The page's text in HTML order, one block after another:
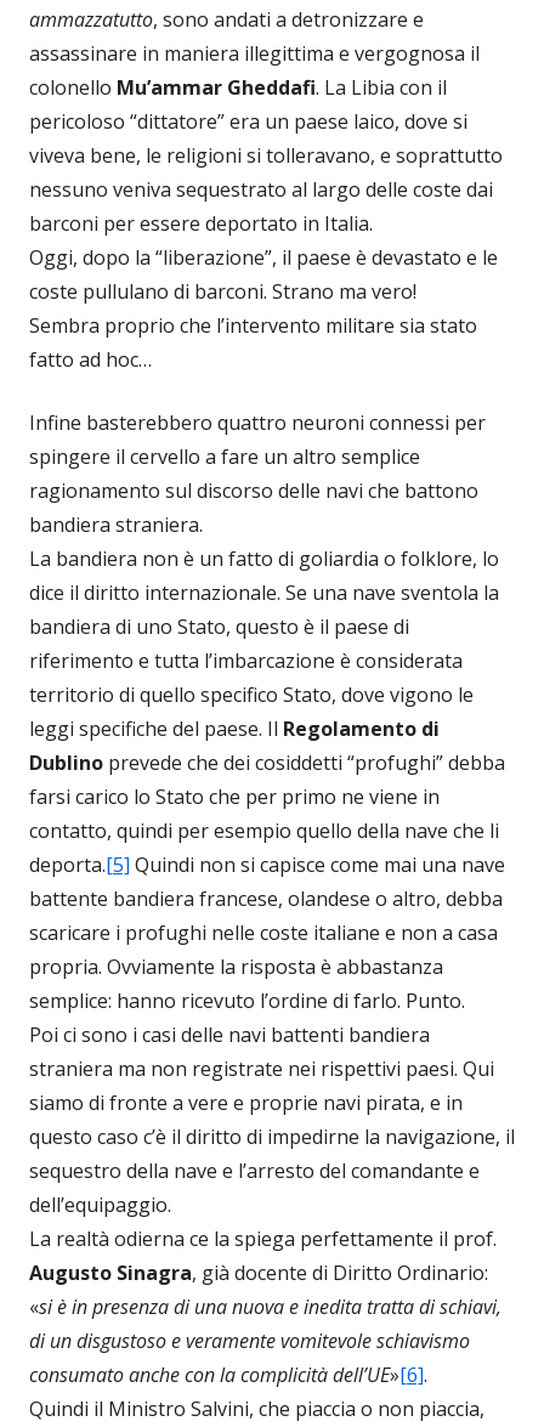
ammazzatutto, sono andati a detronizzare e
assassinare in maniera illegittima e vergognosa il
colonello Mu’ammar Gheddafi. La Libia con il
pericoloso “dittatore” era un paese laico, dove si
viveva bene, le religioni si tolleravano, e soprattutto
nessuno veniva sequestrato al largo delle coste dai
barconi per essere deportato in Italia.
Oggi, dopo la “liberazione”, il paese è devastato e le
coste pullulano di barconi. Strano ma vero!
Sembra proprio che l’intervento militare sia stato
fatto ad hoc…
Infine basterebbero quattro neuroni connessi per
spingere il cervello a fare un altro semplice
ragionamento sul discorso delle navi che battono
bandiera straniera.
La bandiera non è un fatto di goliardia o folklore, lo
dice il diritto internazionale. Se una nave sventola la
bandiera di uno Stato, questo è il paese di
riferimento e tutta l’imbarcazione è considerata
territorio di quello specifico Stato, dove vigono le
leggi specifiche del paese. Il Regolamento di
Dublino prevede che dei cosiddetti “profughi” debba
farsi carico lo Stato che per primo ne viene in
contatto, quindi per esempio quello della nave che li
deporta.[5] Quindi non si capisce come mai una nave
battente bandiera francese, olandese o altro, debba
scaricare i profughi nelle coste italiane e non a casa
propria. Ovviamente la risposta è abbastanza
semplice: hanno ricevuto l’ordine di farlo. Punto.
Poi ci sono i casi delle navi battenti bandiera
straniera ma non registrate nei rispettivi paesi. Qui
siamo di fronte a vere e proprie navi pirata, e in
questo caso c’è il diritto di impedirne la navigazione, il
sequestro della nave e l’arresto del comandante e
dell’equipaggio.
La realtà odierna ce la spiega perfettamente il prof.
Augusto Sinagra, già docente di Diritto Ordinario:
«si è in presenza di una nuova e inedita tratta di schiavi,
di un disgustoso e veramente vomitevole schiavismo
consumato anche con la complicità dell’UE»[6].
Quindi il Ministro Salvini, che piaccia o non piaccia,